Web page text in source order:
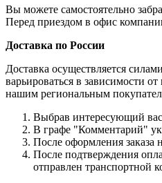
Вы можете самостоятельно
Перед приездом в офис
Доставка по России
Доставка осуществляется
варьироваться в зависимости
нашим региональным
Выбрав интересующий вас
В графе "Комментарий"
После оформления заказа
После подтверждения
отправлен транспортной